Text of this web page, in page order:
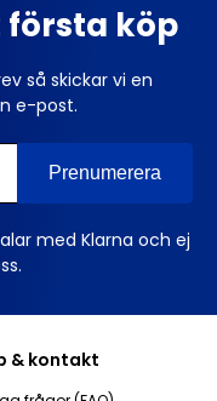
första köp
så skickar vi en
e-post.
med Klarna och ej
& kontakt